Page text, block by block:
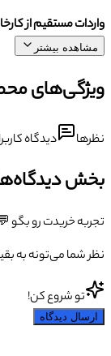
واردات مستقیم از
مشاهده بیشتر
ویژگی‌های
نظرها دیدگاه
بخش
تجربه خریدت رو بگو
نظر شما می‌تونه به
تو شروع کن!
ارسال دیدگاه